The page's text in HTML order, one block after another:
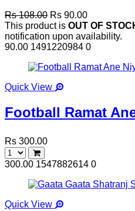
Rs 108.00 Rs 90.00
This product is OUT OF
notification upon availability.
90.00 1491220984 0
Quick View
Football Ramat
Rs 300.00
300.00 1547882614 0
Quick View